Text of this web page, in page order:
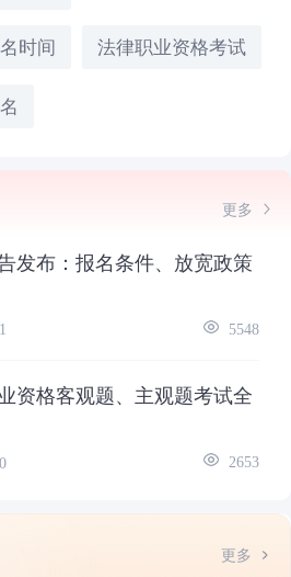
时间 法律职业资格考试
更多
发布：报名条件、放宽政策
5548
资格客观题、主观题考试全
2653
更多